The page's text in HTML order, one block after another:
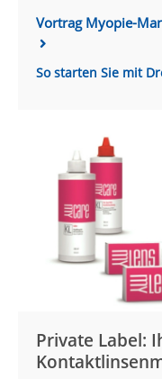
Vortrag Myopie-
So starten Sie mit
Private Label: